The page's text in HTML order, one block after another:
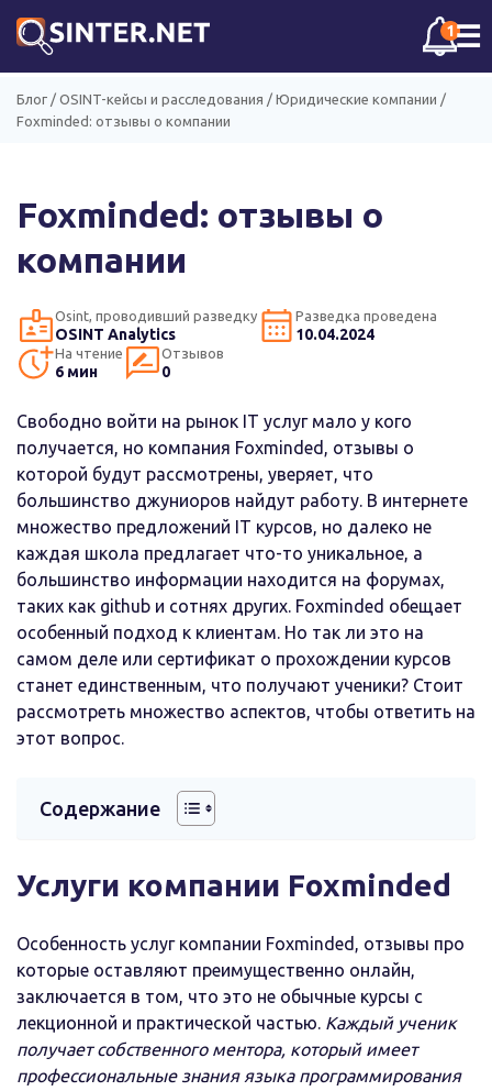
1☰
Блог / OSINT-кейсы и расследования / Юридические компании /
Foxminded: отзывы о компании
Foxminded: отзывы о
компании
Osint, проводивший разведку
OSINT Analytics
Разведка проведена
10.04.2024
На чтение
6 мин
Отзывов
0
Свободно войти на рынок IT услуг мало у кого
получается, но компания Foxminded, отзывы о
которой будут рассмотрены, уверяет, что
большинство джуниоров найдут работу. В интернете
множество предложений IT курсов, но далеко не
каждая школа предлагает что-то уникальное, а
большинство информации находится на форумах,
таких как github и сотнях других. Foxminded обещает
особенный подход к клиентам. Но так ли это на
самом деле или сертификат о прохождении курсов
станет единственным, что получают ученики? Стоит
рассмотреть множество аспектов, чтобы ответить на
этот вопрос.
Содержание
Услуги компании Foxminded
Особенность услуг компании Foxminded, отзывы про
которые оставляют преимущественно онлайн,
заключается в том, что это не обычные курсы с
лекционной и практической частью. Каждый ученик
получает собственного ментора, который имеет
профессиональные знания языка программирования